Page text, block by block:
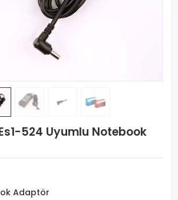
524 Uyumlu Notebook
Adaptör